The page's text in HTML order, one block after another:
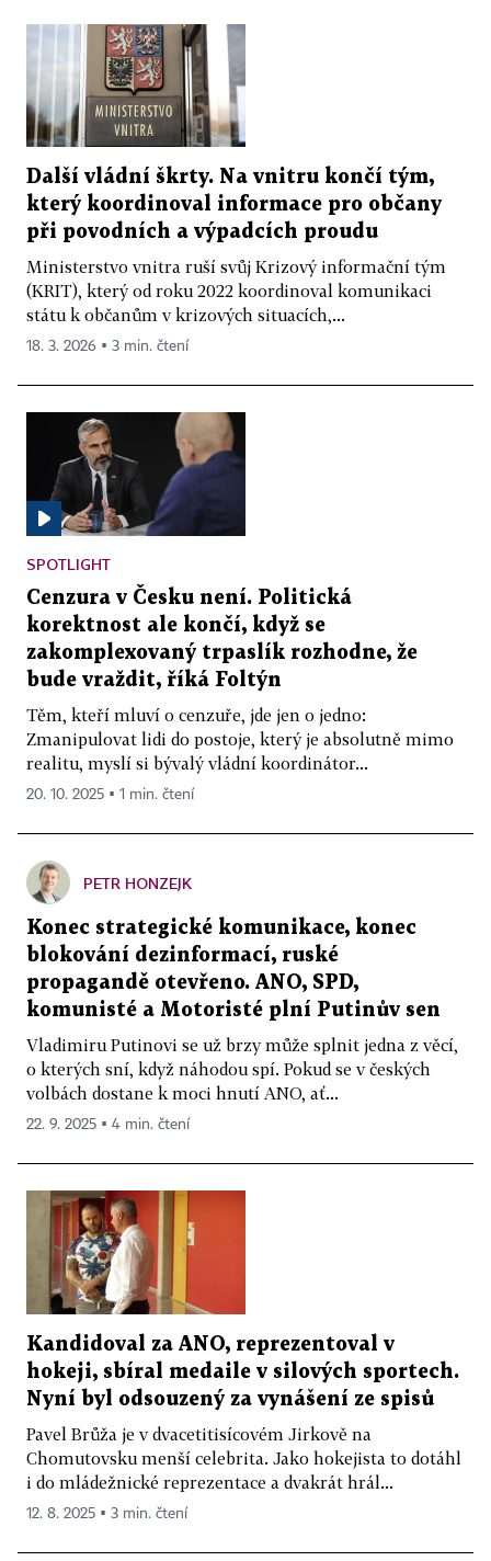
Další vládní škrty. Na vnitru končí tým,
který koordinoval informace pro občany
při povodních a výpadcích proudu
Ministerstvo vnitra ruší svůj Krizový informační tým
(KRIT), který od roku 2022 koordinoval komunikaci
státu k občanům v krizových situacích,...
18. 3. 2026 ▪ 3 min. čtení
SPOTLIGHT
Cenzura v Česku není. Politická
korektnost ale končí, když se
zakomplexovaný trpaslík rozhodne, že
bude vraždit, říká Foltýn
Těm, kteří mluví o cenzuře, jde jen o jedno:
Zmanipulovat lidi do postoje, který je absolutně mimo
realitu, myslí si bývalý vládní koordinátor...
20. 10. 2025 ▪ 1 min. čtení
PETR HONZEJK
Konec strategické komunikace, konec
blokování dezinformací, ruské
propagandě otevřeno. ANO, SPD,
komunisté a Motoristé plní Putinův sen
Vladimiru Putinovi se už brzy může splnit jedna z věcí,
o kterých sní, když náhodou spí. Pokud se v českých
volbách dostane k moci hnutí ANO, ať...
22. 9. 2025 ▪ 4 min. čtení
Kandidoval za ANO, reprezentoval v
hokeji, sbíral medaile v silových sportech.
Nyní byl odsouzený za vynášení ze spisů
Pavel Brůža je v dvacetitisícovém Jirkově na
Chomutovsku menší celebrita. Jako hokejista to dotáhl
i do mládežnické reprezentace a dvakrát hrál...
12. 8. 2025 ▪ 3 min. čtení